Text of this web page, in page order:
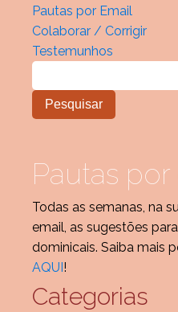
Pautas por Email
Colaborar / Corrigir
Testemunhos
Pautas
Todas as semanas, na
email, as sugestões
dominicais. Saiba mais
AQUI !
Categorias